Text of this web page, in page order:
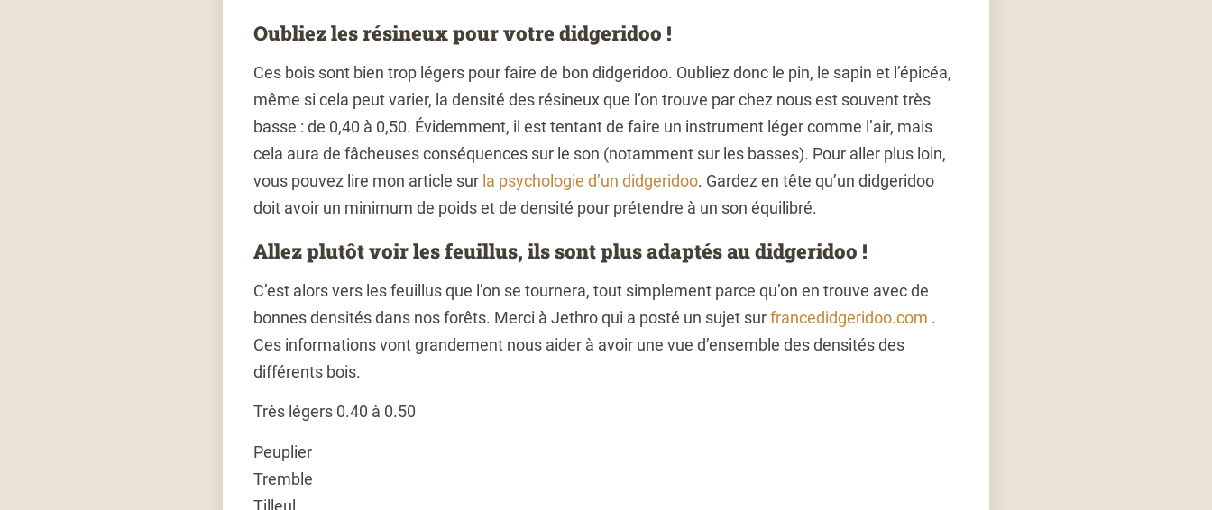
Oubliez les résineux pour votre didgeridoo !
Ces bois sont bien trop légers pour faire de bon didgeridoo. Oubliez donc le pin, le sapin et l’épicéa,
même si cela peut varier, la densité des résineux que l’on trouve par chez nous est souvent très
basse : de 0,40 à 0,50. Évidemment, il est tentant de faire un instrument léger comme l’air, mais
cela aura de fâcheuses conséquences sur le son (notamment sur les basses). Pour aller plus loin,
vous pouvez lire mon article sur la psychologie d’un didgeridoo. Gardez en tête qu’un didgeridoo
doit avoir un minimum de poids et de densité pour prétendre à un son équilibré.
Allez plutôt voir les feuillus, ils sont plus adaptés au didgeridoo !
C’est alors vers les feuillus que l’on se tournera, tout simplement parce qu’on en trouve avec de
bonnes densités dans nos forêts. Merci à Jethro qui a posté un sujet surfrancedidgeridoo.com .
Ces informations vont grandement nous aider à avoir une vue d’ensemble des densités des
différents bois.
Très légers 0.40 à 0.50
Peuplier
Tremble
Tilleul